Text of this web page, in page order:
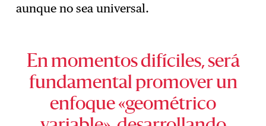
aunque no sea universal.
En momentos difíciles, será
fundamental promover un
enfoque «geométrico